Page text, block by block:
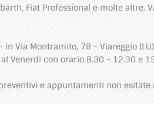
Fiat Professional e molte altre.
in Via Montramito, 78 - Viareggio (LU)
Venerdi con orario 8.30 - 12.30 e
e appuntamenti non